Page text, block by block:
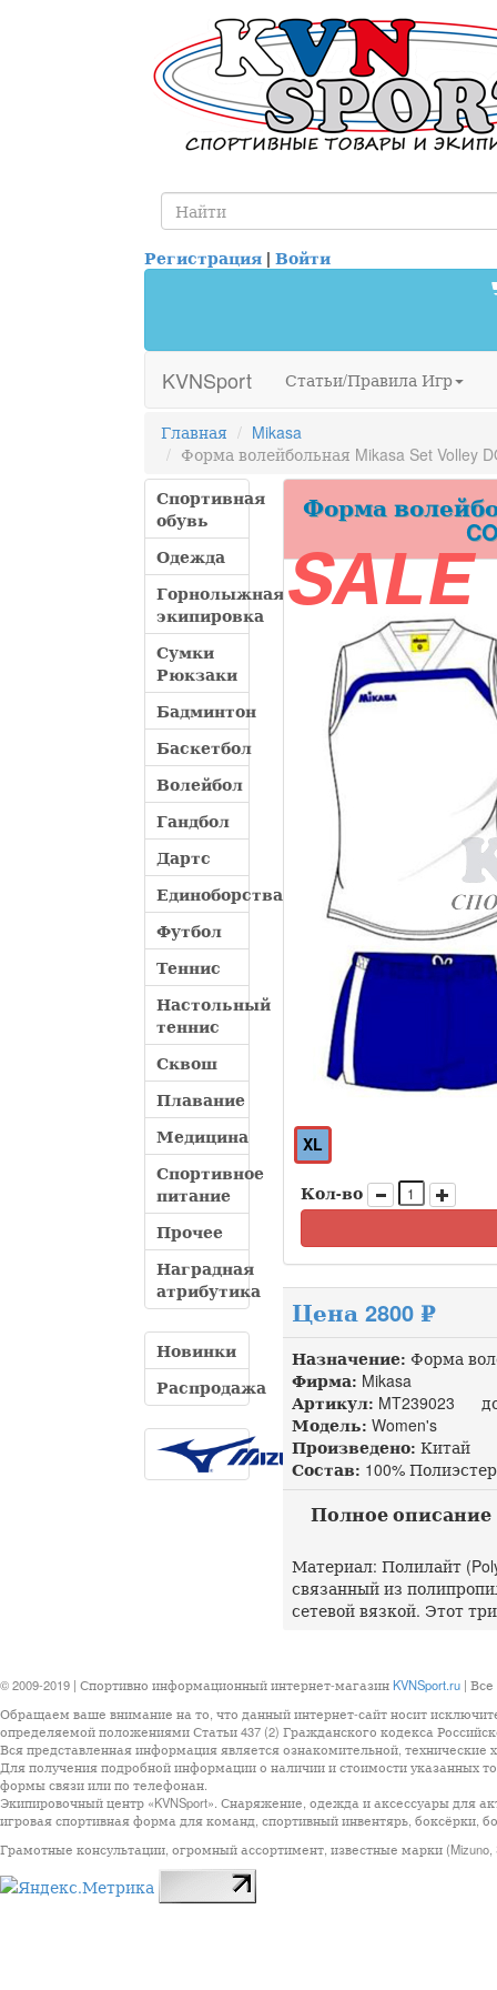
Регистрация | Войти
KVNSport Статьи/Правила Игр
Главная
Mikasa
Форма волейбольная Mikasa Set Volley
Спортивная
обувь
Одежда
Горнолыжная
экипировка
Сумки
Рюкзаки
Бадминтон
Баскетбол
Волейбол
Гандбол
Дартс
Единоборства
Футбол
Теннис
Настольный
теннис
Сквош
Плавание
Медицина
Спортивное
питание
Прочее
Наградная
атрибутика
Новинки
Распродажа
Форма
SALE
XL
Кол-во
Цена 2800 ₽
Назначение: Форма
Фирма: Mikasa
Артикул: MT239023
Модель: Women's
Произведено: Китай
Состав: 100% Полиэстер
Полное описание
Материал: Полилайт
связанный из
сетевой вязкой. Этот
© 2009-2019 | Спортивно информационный интернет-магазин KVNSport.ru |
Обращаем ваше внимание на то, что данный интернет-сайт носит
определяемой положениями Статьи 437 (2) Гражданского кодекса
Вся представленная информация является ознакомительной, технические
Для получения подробной информации о наличии и стоимости указанных
формы связи или по телефонан.
Экипировочный центр «KVNSport». Снаряжение, одежда и аксессуары для
игровая спортивная форма для команд, спортивный инвентярь, боксёрки,
Грамотные консультации, огромный ассортимент, известные марки (Mizuno,